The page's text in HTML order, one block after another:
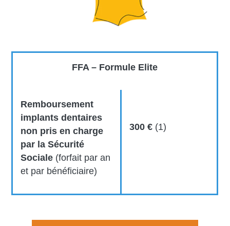
FFA – Formule Elite
Remboursement
implants dentaires
non pris en charge
par la Sécurité
Sociale (forfait par an
et par bénéficiaire)
300 € (1)